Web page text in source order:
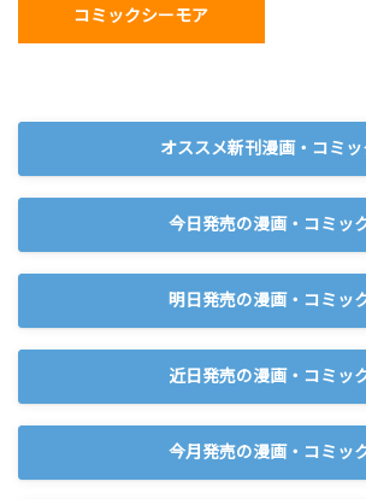
コミックシーモア
オススメ新刊漫画・コミッ
今日発売の漫画・コミッ
明日発売の漫画・コミッ
近日発売の漫画・コミッ
今月発売の漫画・コミッ